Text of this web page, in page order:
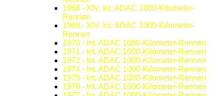
1968 - XIV. Int. ADAC 1000-Kilometer-
Rennen
1969 - XIV. Int. ADAC 1000-Kilometer-
Rennen
1970 - Int. ADAC 1000-Kilometer-Rennen
1971 - Int. ADAC 1000-Kilometer-Rennen
1972 - Int. ADAC 1000-Kilometer-Rennen
1974 - Int. ADAC 1000-Kilometer-Rennen
1975 - Int. ADAC 1000-Kilometer-Rennen
1976 - Int. ADAC 1000-Kilometer-Rennen